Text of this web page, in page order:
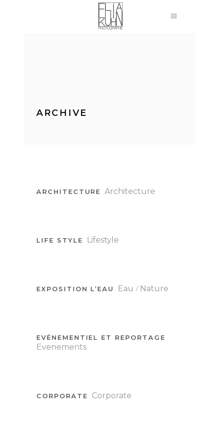
ARCHIVE
ARCHITECTURE Architecture
LIFE STYLE Lifestyle
EXPOSITION L’EAU Eau Nature
EVÉNEMENTIEL ET REPORTAGE
Evenements
CORPORATE Corporate